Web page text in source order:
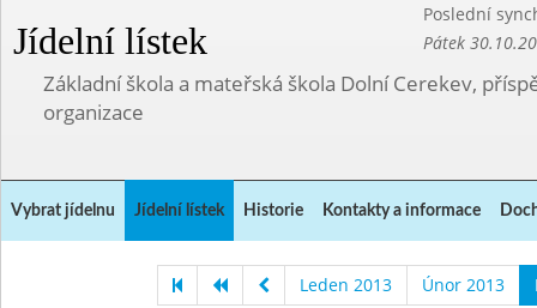
Jídelní lístek
Poslední
Pátek
Základní škola a mateřská škola Dolní Cerekev,
organizace
Vybrat jídelnu Jídelní lístek Historie Kontakty a informace
Leden 2013 Únor 2013